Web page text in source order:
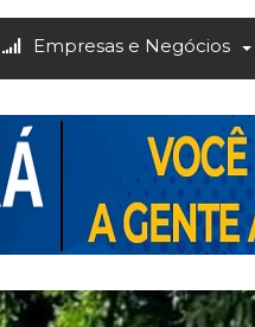
Empresas e Negócios